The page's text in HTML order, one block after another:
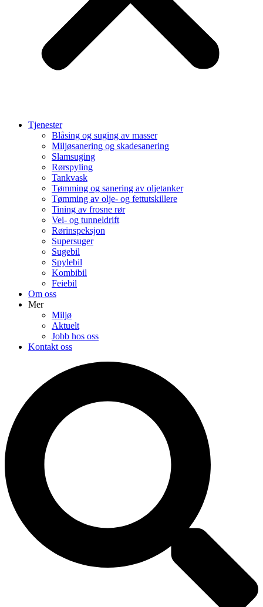
Tjenester
Blåsing og suging av masser
Miljøsanering og skadesanering
Slamsuging
Rørspyling
Tankvask
Tømming og sanering av oljetanker
Tømming av olje- og fettutskillere
Tining av frosne rør
Vei- og tunneldrift
Rørinspeksjon
Supersuger
Sugebil
Spylebil
Kombibil
Feiebil
Om oss
Mer
Miljø
Aktuelt
Jobb hos oss
Kontakt oss